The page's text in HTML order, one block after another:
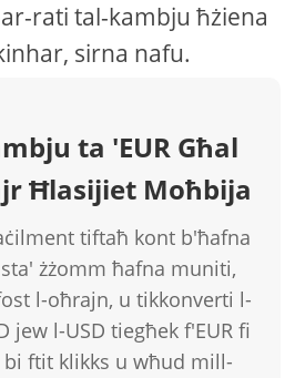
rati tal-kambju ħżiena
sirna nafu.
ta 'EUR Għal
Ħlasijiet Moħbija
tiftaħ kont b'ħafna
żżomm ħafna muniti,
l-oħrajn, u tikkonverti l-
jew l-USD tiegħek f'EUR fi
ftit klikks u wħud mill-